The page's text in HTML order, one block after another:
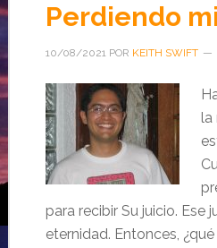
Perdiendo
10/08/2021POR KEITH SWIFT
la
para recibir Su juicio. Ese
eternidad. Entonces,